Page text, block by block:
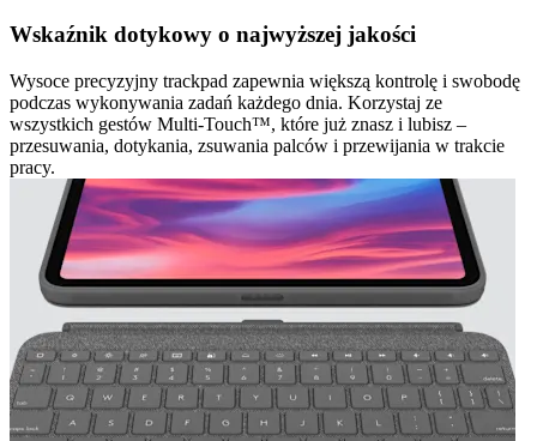
Wskaźnik dotykowy o najwyższej jakości
Wysoce precyzyjny trackpad zapewnia większą kontrolę i swobodę
podczas wykonywania zadań każdego dnia. Korzystaj ze
wszystkich gestów Multi-Touch™, które już znasz i lubisz –
przesuwania, dotykania, zsuwania palców i przewijania w trakcie
pracy.